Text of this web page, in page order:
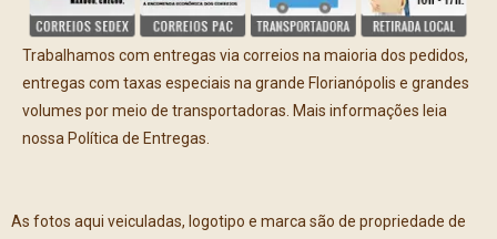
Trabalhamos com entregas via correios na maioria dos pedidos,
entregas com taxas especiais na grande Florianópolis e grandes
volumes por meio de transportadoras. Mais informações leia
nossa Política de Entregas.
As fotos aqui veiculadas, logotipo e marca são de propriedade de